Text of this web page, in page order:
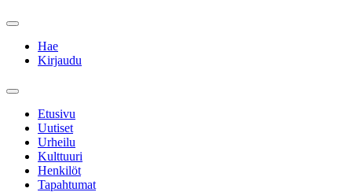
Hae
Kirjaudu
Etusivu
Uutiset
Urheilu
Kulttuuri
Henkilöt
Tapahtumat